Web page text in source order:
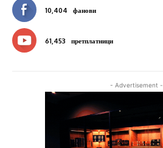
10,404 фанови
61,453 претплатници
- Advertisement -